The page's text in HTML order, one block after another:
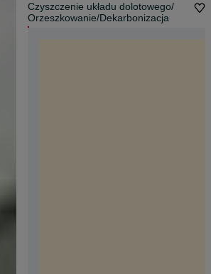
Czyszczenie układu dolotowego/
Orzeszkowanie/Dekarbonizacja